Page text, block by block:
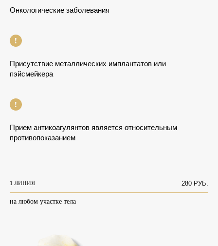
Онкологические заболевания
Присутствие металлических имплантатов или
пэйсмейкера
Прием антикоагулянтов является относительным
противопоказанием
1 ЛИНИЯ 280 РУБ.
на любом участке тела